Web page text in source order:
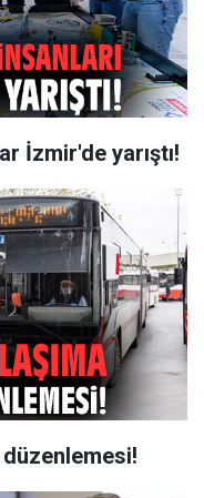
İzmir'de yarıştı!
düzenlemesi!